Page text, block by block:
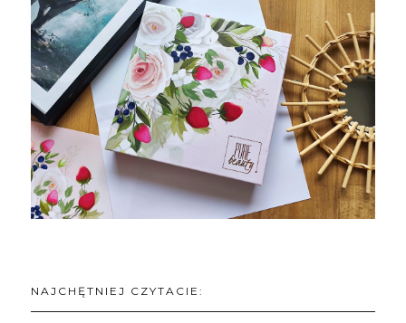
NAJCHĘTNIEJ CZYTACIE: